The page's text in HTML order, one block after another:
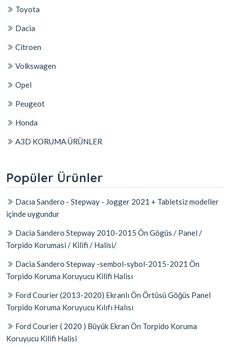
Toyota
Dacia
Citroen
Volkswagen
Opel
Peugeot
Honda
A3D KORUMA ÜRÜNLER
Popüler Ürünler
Dacıa Sandero - Stepway - Jogger 2021 + Tabletsiz modeller
içinde uygundur
Dacia Sandero Stepway 2010-2015 Ön Gögüs / Panel /
Torpido Korumasi / Kilifi / Halisi/
Dacia Sandero Stepway -sembol-sybol-2015-2021 Ön
Torpido Koruma Koruyucu Kilifi Halisı
Ford Courier (2013-2020) Ekranlı Ön Örtüsü Göğüs Panel
Torpido Koruma Koruyucu Kılıfı Halısı
Ford Courier ( 2020 ) Büyük Ekran Ön Torpido Koruma
Koruyucu Kilifi Halisi